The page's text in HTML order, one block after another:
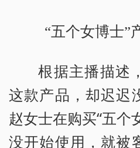
“五个女博士”
根据主播描述
这款产品，却迟迟
赵女士在购买“五个
没开始使用，就被